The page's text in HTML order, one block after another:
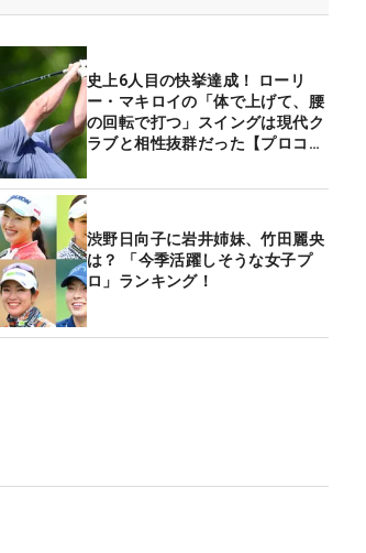
史上6人目の快挙達成！ ローリ
ー・マキロイの「体で上げて、腰
の回転で打つ」スイングは現代ク
ラブと相性抜群だった【プロコー
渋野日向子に岩井姉妹、竹田麗央
は？ 「今季活躍しそうな女子プ
ロ」ランキング！